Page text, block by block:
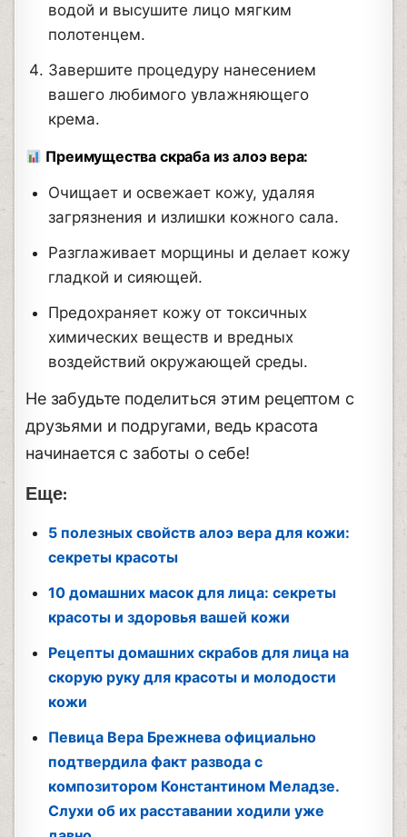
водой и высушите лицо мягким
полотенцем.
Завершите процедуру нанесением
вашего любимого увлажняющего
крема.
Преимущества скраба из алоэ вера:
Очищает и освежает кожу, удаляя
загрязнения и излишки кожного сала.
Разглаживает морщины и делает кожу
гладкой и сияющей.
Предохраняет кожу от токсичных
химических веществ и вредных
воздействий окружающей среды.
Не забудьте поделиться этим рецептом с
друзьями и подругами, ведь красота
начинается с заботы о себе!
Еще:
5 полезных свойств алоэ вера для кожи:
секреты красоты
10 домашних масок для лица: секреты
красоты и здоровья вашей кожи
Рецепты домашних скрабов для лица на
скорую руку для красоты и молодости
кожи
Певица Вера Брежнева официально
подтвердила факт развода с
композитором Константином Меладзе.
Слухи об их расставании ходили уже